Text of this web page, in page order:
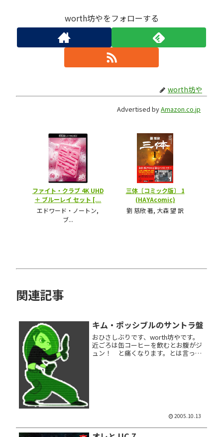
worth坊やをフォローする
worth坊や
Advertised byAmazon.co.jp
関連記事
キム・ポッシブルのサントラ盤
おひさしぶりです、worth坊やです。
近ごろは缶コーヒーを飲むとお腹がジ
ュン！ と痛くなります。とは言って
2005.10.13